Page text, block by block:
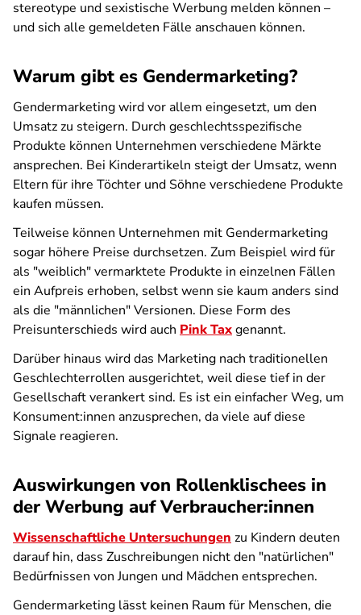
stereotype und sexistische Werbung melden können –
und sich alle gemeldeten Fälle anschauen können.
Warum gibt es Gendermarketing?
Gendermarketing wird vor allem eingesetzt, um den
Umsatz zu steigern. Durch geschlechtsspezifische
Produkte können Unternehmen verschiedene Märkte
ansprechen. Bei Kinderartikeln steigt der Umsatz, wenn
Eltern für ihre Töchter und Söhne verschiedene Produkte
kaufen müssen.
Teilweise können Unternehmen mit Gendermarketing
sogar höhere Preise durchsetzen. Zum Beispiel wird für
als "weiblich" vermarktete Produkte in einzelnen Fällen
ein Aufpreis erhoben, selbst wenn sie kaum anders sind
als die "männlichen" Versionen. Diese Form des
Preisunterschieds wird auch Pink Taxgenannt.
Darüber hinaus wird das Marketing nach traditionellen
Geschlechterrollen ausgerichtet, weil diese tief in der
Gesellschaft verankert sind. Es ist ein einfacher Weg, um
Konsument:innen anzusprechen, da viele auf diese
Signale reagieren.
Auswirkungen von Rollenklischees in
der Werbung auf Verbraucher:innen
Wissenschaftliche Untersuchungen zu Kindern deuten
darauf hin, dass Zuschreibungen nicht den "natürlichen"
Bedürfnissen von Jungen und Mädchen entsprechen.
Gendermarketing lässt keinen Raum für Menschen, die